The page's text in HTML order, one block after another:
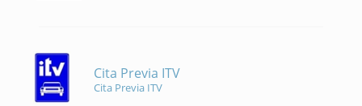
Cita Previa ITV
Cita Previa ITV